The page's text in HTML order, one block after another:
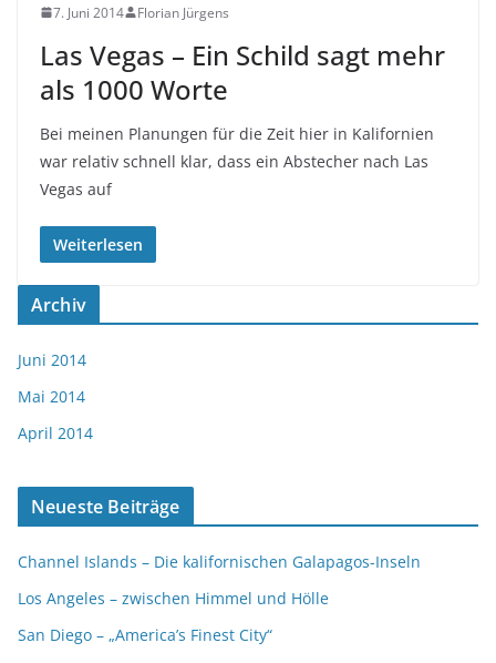
7. Juni 2014 Florian Jürgens
Las Vegas – Ein Schild sagt mehr
als 1000 Worte
Bei meinen Planungen für die Zeit hier in Kalifornien
war relativ schnell klar, dass ein Abstecher nach Las
Vegas auf
Weiterlesen
Archiv
Juni 2014
Mai 2014
April 2014
Neueste Beiträge
Channel Islands – Die kalifornischen Galapagos-Inseln
Los Angeles – zwischen Himmel und Hölle
San Diego – „America’s Finest City“